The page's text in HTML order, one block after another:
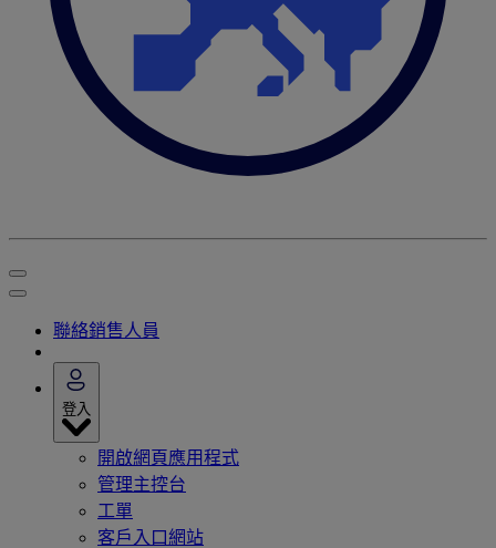
聯絡銷售人員
登入
開啟網頁應用程式
管理主控台
工單
客戶入口網站